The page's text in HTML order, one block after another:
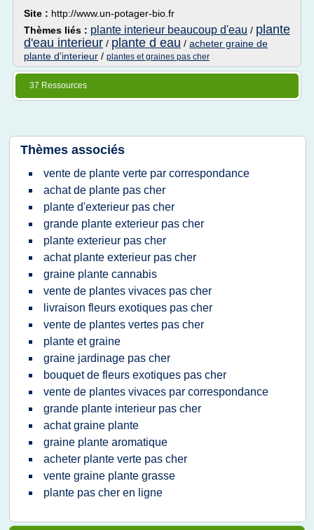
Site : http://www.un-potager-bio.fr
Thèmes liés : plante interieur beaucoup d'eau / plante
d'eau interieur / plante d eau / acheter graine de
plante d'interieur / plantes et graines pas cher
37 Ressources
Thèmes associés
vente de plante verte par correspondance
achat de plante pas cher
plante d'exterieur pas cher
grande plante exterieur pas cher
plante exterieur pas cher
achat plante exterieur pas cher
graine plante cannabis
vente de plantes vivaces pas cher
livraison fleurs exotiques pas cher
vente de plantes vertes pas cher
plante et graine
graine jardinage pas cher
bouquet de fleurs exotiques pas cher
vente de plantes vivaces par correspondance
grande plante interieur pas cher
achat graine plante
graine plante aromatique
acheter plante verte pas cher
vente graine plante grasse
plante pas cher en ligne